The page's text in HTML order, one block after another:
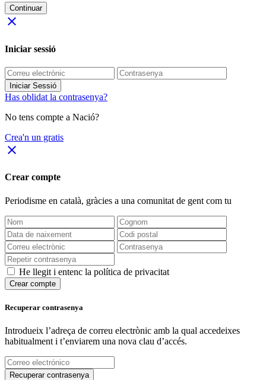
Continuar
close
Iniciar sessió
Iniciar Sessió
Has oblidat la contrasenya?
No tens compte a Nació?
Crea'n un gratis
close
Crear compte
Periodisme en català, gràcies a una comunitat de gent com tu
He llegit i entenc la política de privacitat
Crear compte
Recuperar contrasenya
Introdueix l’adreça de correu electrònic amb la qual accedeixes
habitualment i t’enviarem una nova clau d’accés.
Recuperar contrasenya